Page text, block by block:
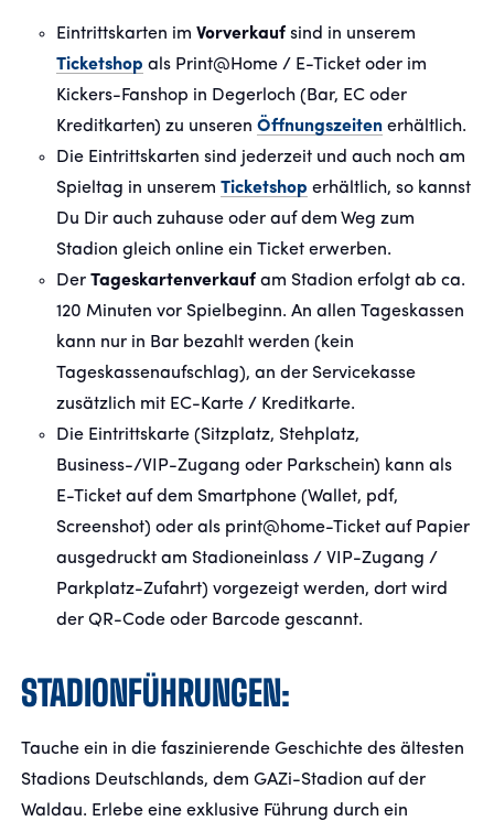
Eintrittskarten im Vorverkauf sind in unserem
Ticketshop als Print@Home / E-Ticket oder im
Kickers-Fanshop in Degerloch (Bar, EC oder
Kreditkarten) zu unseren Öffnungszeitenerhältlich.
Die Eintrittskarten sind jederzeit und auch noch am
Spieltag in unserem Ticketshop erhältlich, so kannst
Du Dir auch zuhause oder auf dem Weg zum
Stadion gleich online ein Ticket erwerben.
Der Tageskartenverkauf am Stadion erfolgt ab ca.
120 Minuten vor Spielbeginn. An allen Tageskassen
kann nur in Bar bezahlt werden (kein
Tageskassenaufschlag), an der Servicekasse
zusätzlich mit EC-Karte / Kreditkarte.
Die Eintrittskarte (Sitzplatz, Stehplatz,
Business-/VIP-Zugang oder Parkschein) kann als
E-Ticket auf dem Smartphone (Wallet, pdf,
Screenshot) oder als print@home-Ticket auf Papier
ausgedruckt am Stadioneinlass / VIP-Zugang /
Parkplatz-Zufahrt) vorgezeigt werden, dort wird
der QR-Code oder Barcode gescannt.
STADIONFÜHRUNGEN:
Tauche ein in die faszinierende Geschichte des ältesten
Stadions Deutschlands, dem GAZi-Stadion auf der
Waldau. Erlebe eine exklusive Führung durch ein